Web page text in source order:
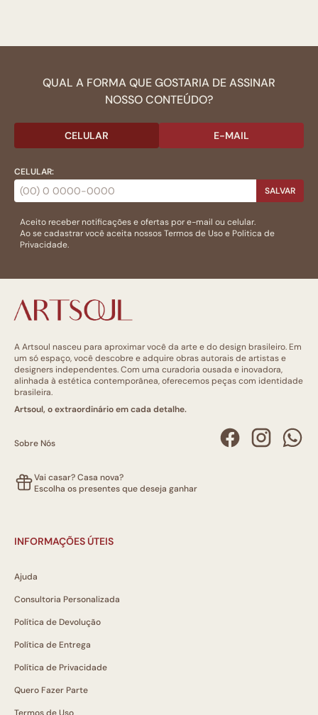
QUAL A FORMA QUE GOSTARIA DE ASSINAR
NOSSO CONTEÚDO?
CELULAR E-MAIL
CELULAR:
SALVAR
Aceito receber notificações e ofertas por e-mail ou celular.
Ao se cadastrar você aceita nossosTermos de Usoe Politica de
Privacidade.
A Artsoul nasceu para aproximar você da arte e do design brasileiro. Em
um só espaço, você descobre e adquire obras autorais de artistas e
designers independentes. Com uma curadoria ousada e inovadora,
alinhada à estética contemporânea, oferecemos peças com identidade
brasileira.
Artsoul, o extraordinário em cada detalhe.
Sobre Nós
Vai casar? Casa nova?
Escolha os presentes que deseja ganhar
INFORMAÇÕES ÚTEIS
Ajuda
Consultoria Personalizada
Política de Devolução
Política de Entrega
Política de Privacidade
Quero Fazer Parte